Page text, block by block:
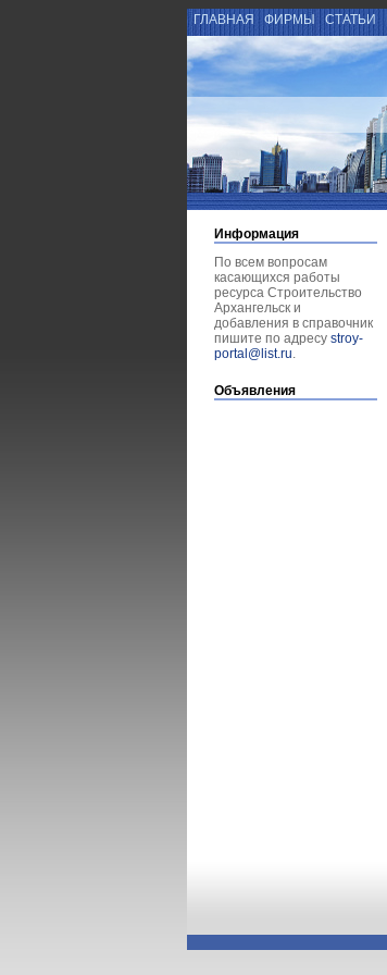
ГЛАВНАЯ ФИРМЫ СТАТЬИ
Информация
По всем вопросам
касающихся работы
ресурса Строительство
Архангельск и
добавления в справочник
пишите по адресу stroy-
portal@list.ru.
Объявления